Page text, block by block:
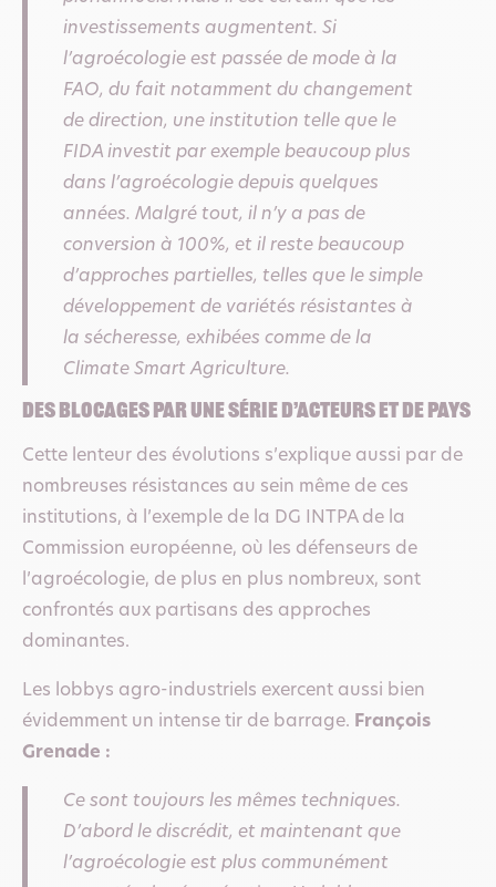
investissements augmentent. Si
l’agroécologie est passée de mode à la
FAO, du fait notamment du changement
de direction, une institution telle que le
FIDA investit par exemple beaucoup plus
dans l’agroécologie depuis quelques
années. Malgré tout, il n’y a pas de
conversion à 100%, et il reste beaucoup
d’approches partielles, telles que le simple
développement de variétés résistantes à
la sécheresse, exhibées comme de la
Climate Smart Agriculture.
Des blocages par une série d’acteurs et de pays
Cette lenteur des évolutions s’explique aussi par de
nombreuses résistances au sein même de ces
institutions, à l’exemple de la DG INTPA de la
Commission européenne, où les défenseurs de
l’agroécologie, de plus en plus nombreux, sont
confrontés aux partisans des approches
dominantes.
Les lobbys agro-industriels exercent aussi bien
évidemment un intense tir de barrage. François
Grenade :
Ce sont toujours les mêmes techniques.
D’abord le discrédit, et maintenant que
l’agroécologie est plus communément